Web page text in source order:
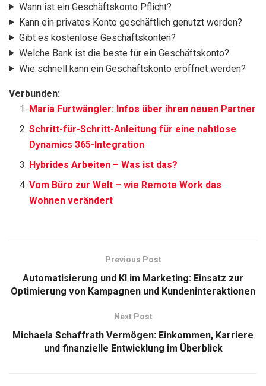
Wann ist ein Geschäftskonto Pflicht?
Kann ein privates Konto geschäftlich genutzt werden?
Gibt es kostenlose Geschäftskonten?
Welche Bank ist die beste für ein Geschäftskonto?
Wie schnell kann ein Geschäftskonto eröffnet werden?
Verbunden:
Maria Furtwängler: Infos über ihren neuen Partner
Schritt-für-Schritt-Anleitung für eine nahtlose
Dynamics 365-Integration
Hybrides Arbeiten – Was ist das?
Vom Büro zur Welt – wie Remote Work das
Wohnen verändert
Previous Post
Automatisierung und KI im Marketing: Einsatz zur
Optimierung von Kampagnen und Kundeninteraktionen
Next Post
Michaela Schaffrath Vermögen: Einkommen, Karriere
und finanzielle Entwicklung im Überblick